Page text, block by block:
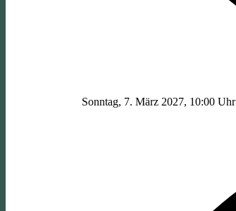
Sonntag, 7. März 2027, 10:00 Uhr